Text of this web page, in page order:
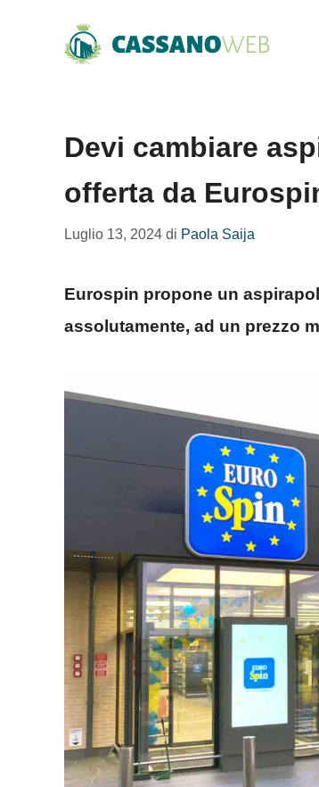
Devi cambiare
offerta da
Luglio 13, 2024 di Paola Saija
Eurospin propone un
assolutamente, ad un prezzo